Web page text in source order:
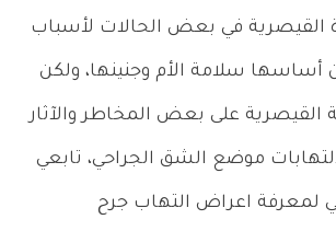
القيصرية في بعض الحالات لأسباب
أساسها سلامة الأم وجنينها، ولكن
القيصرية على بعض المخاطر والآثار
موضع الشق الجراحي، تابعي
لمعرفة اعراض التهاب جرح